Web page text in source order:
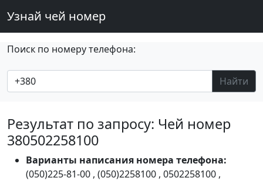
Узнай чей номер
Поиск по номеру телефона:
Найти
Результат по запросу: Чей номер
380502258100
Варианты написания номера телефона:
(050)225-81-00 , (050)2258100 , 0502258100 ,